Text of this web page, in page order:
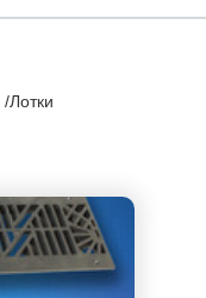
/Лотки